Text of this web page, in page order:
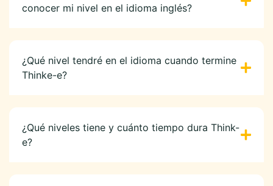
conocer mi nivel en el idioma inglés?
¿Qué nivel tendré en el idioma cuando termine
Thinke-e?
¿Qué niveles tiene y cuánto tiempo dura Think-
e?